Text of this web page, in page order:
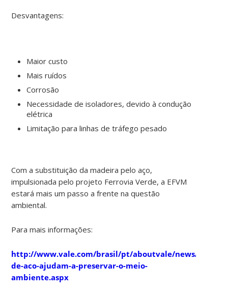
Desvantagens:
Maior custo
Mais ruídos
Corrosão
Necessidade de isoladores, devido à condução
elétrica
Limitação para linhas de tráfego pesado
Com a substituição da madeira pelo aço,
impulsionada pelo projeto Ferrovia Verde, a EFVM
estará mais um passo a frente na questão
ambiental.
Para mais informações:
http://www.vale.com/brasil/pt/aboutvale/news/
de-aco-ajudam-a-preservar-o-meio-
ambiente.aspx